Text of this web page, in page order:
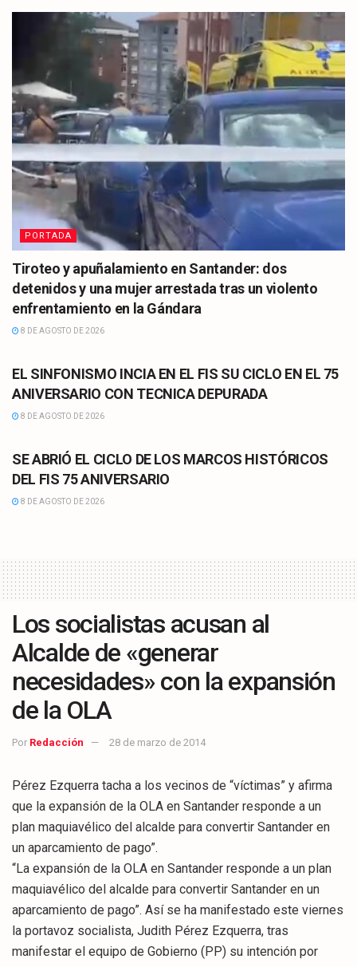
PORTADA
Tiroteo y apuñalamiento en Santander: dos
detenidos y una mujer arrestada tras un violento
enfrentamiento en la Gándara
8 DE AGOSTO DE 2026
EL SINFONISMO INCIA EN EL FIS SU CICLO EN EL 75
ANIVERSARIO CON TECNICA DEPURADA
8 DE AGOSTO DE 2026
SE ABRIÓ EL CICLO DE LOS MARCOS HISTÓRICOS
DEL FIS 75 ANIVERSARIO
8 DE AGOSTO DE 2026
Los socialistas acusan al
Alcalde de «generar
necesidades» con la expansión
de la OLA
Por Redacción 28 de marzo de 2014
Pérez Ezquerra tacha a los vecinos de “víctimas” y afirma
que la expansión de la OLA en Santander responde a un
plan maquiavélico del alcalde para convertir Santander en
un aparcamiento de pago”.
“La expansión de la OLA en Santander responde a un plan
maquiavélico del alcalde para convertir Santander en un
aparcamiento de pago”. Así se ha manifestado este viernes
la portavoz socialista, Judith Pérez Ezquerra, tras
manifestar el equipo de Gobierno (PP) su intención por